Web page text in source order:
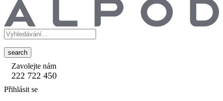
search
Zavolejte nám
222 722 450
Přihlásit se